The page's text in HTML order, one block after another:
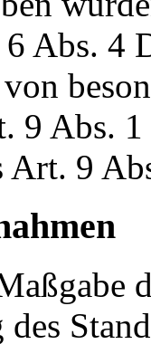
Abs. 4
9 Abs.
Art. 9